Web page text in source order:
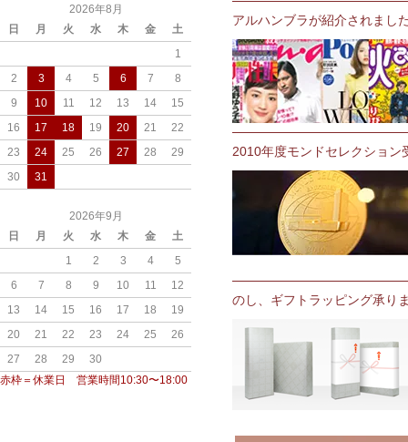
アルハンブラが紹介されまし
2010年度モンドセレクション
のし、ギフトラッピング承り
2026年8月
日
月 火 水 木 金
土
1
2
3 4 5 6 7
8
9
10 11 12 13 14
15
16
17 18 19 20 21
22
23
24 25 26 27 28
29
30
31
2026年9月
日
月 火 水 木 金
土
1
2 3 4
5
6
7 8 9 10 11
12
13
14 15 16 17 18
19
20
21 22 23 24 25
26
27
28 29
30
赤枠＝休業日 営業時間10:30〜18:00